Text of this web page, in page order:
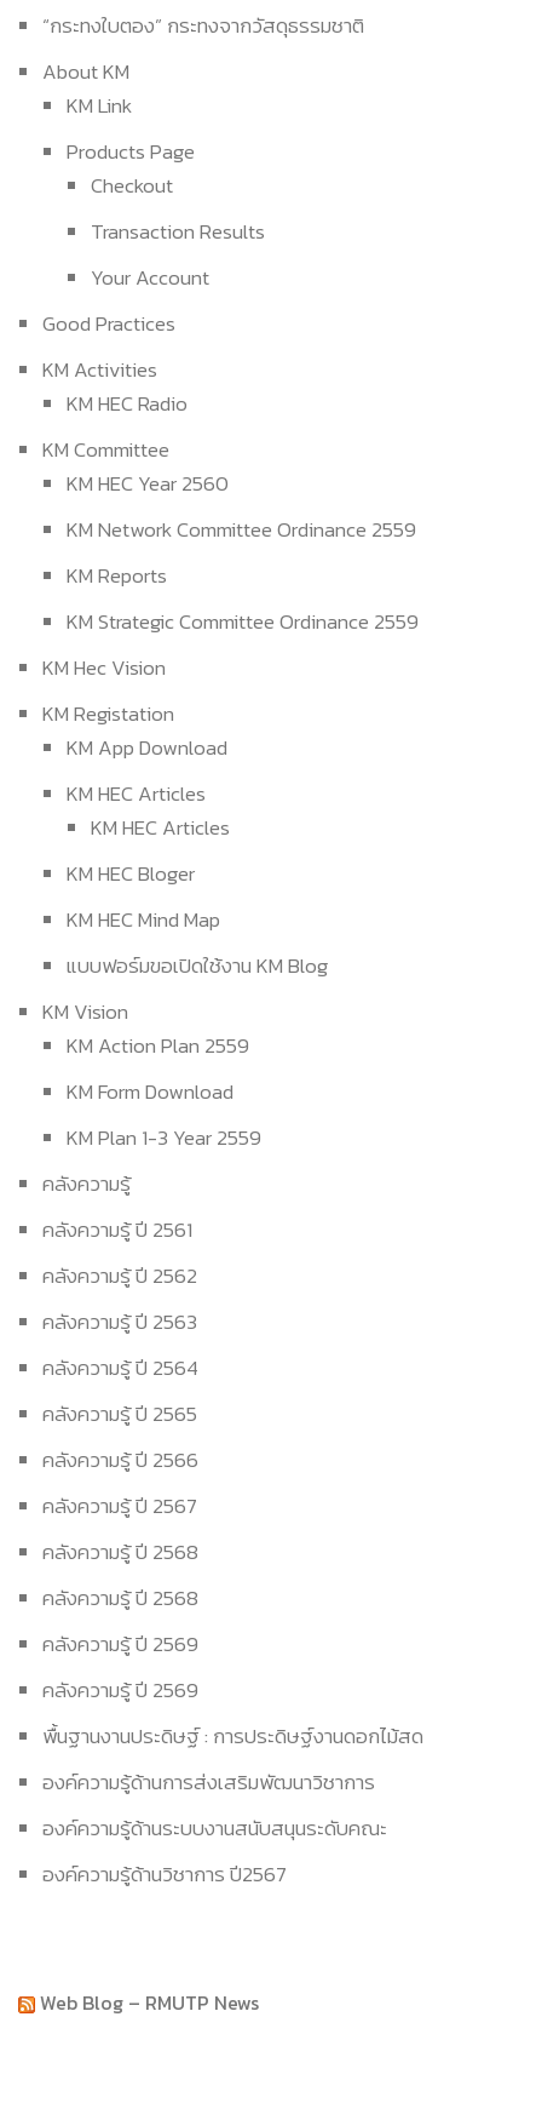
“กระทงใบตอง” กระทงจากวัสดุธรรมชาติ
About KM
KM Link
Products Page
Checkout
Transaction Results
Your Account
Good Practices
KM Activities
KM HEC Radio
KM Committee
KM HEC Year 2560
KM Network Committee Ordinance 2559
KM Reports
KM Strategic Committee Ordinance 2559
KM Hec Vision
KM Registation
KM App Download
KM HEC Articles
KM HEC Articles
KM HEC Bloger
KM HEC Mind Map
แบบฟอร์มขอเปิดใช้งาน KM Blog
KM Vision
KM Action Plan 2559
KM Form Download
KM Plan 1-3 Year 2559
คลังความรู้
คลังความรู้ ปี 2561
คลังความรู้ ปี 2562
คลังความรู้ ปี 2563
คลังความรู้ ปี 2564
คลังความรู้ ปี 2565
คลังความรู้ ปี 2566
คลังความรู้ ปี 2567
คลังความรู้ ปี 2568
คลังความรู้ ปี 2568
คลังความรู้ ปี 2569
คลังความรู้ ปี 2569
พื้นฐานงานประดิษฐ์ : การประดิษฐ์งานดอกไม้สด
องค์ความรู้ด้านการส่งเสริมพัฒนาวิชาการ
องค์ความรู้ด้านระบบงานสนับสนุนระดับคณะ
องค์ความรู้ด้านวิชาการ ปี2567
Web Blog – RMUTP News